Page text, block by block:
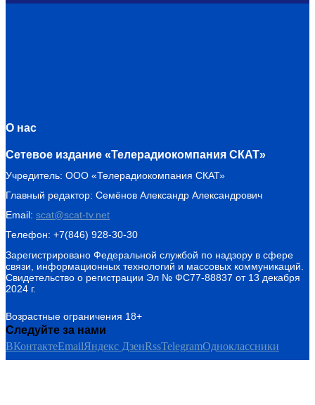
О нас
Сетевое издание «Телерадиокомпания СКАТ»
Учредитель: ООО «Телерадиокомпания СКАТ»
Главный редактор: Семёнов Александр Александрович
Email: scat@scat-tv.net
Телефон: +7(846) 928-30-30
Зарегистрировано Федеральной службой по надзору в сфере
связи, информационных технологий и массовых коммуникаций.
Свидетельство о регистрации Эл № ФС77-88837 от 13 декабря
2024 г.
Возрастные ограничения 18+
Следуйте за нами
ВКонтактеEmailЯндекс ДзенRssTelegramОдноклассники